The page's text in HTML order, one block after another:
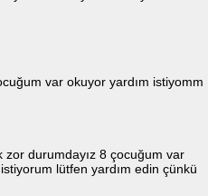
var okuyor yardım istiyomm
zor durumdayız 8 çocuğum var
lütfen yardım edin çünkü